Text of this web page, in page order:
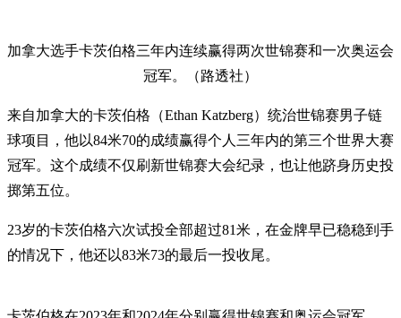
加拿大选手卡茨伯格三年内连续赢得两次世锦赛和一次奥运会
冠军。（路透社）
来自加拿大的卡茨伯格（Ethan Katzberg）统治世锦赛男子链
球项目，他以84米70的成绩赢得个人三年内的第三个世界大赛
冠军。这个成绩不仅刷新世锦赛大会纪录，也让他跻身历史投
掷第五位。
23岁的卡茨伯格六次试投全部超过81米，在金牌早已稳稳到手
的情况下，他还以83米73的最后一投收尾。